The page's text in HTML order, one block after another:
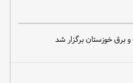
برق خوزستان برگزار شد